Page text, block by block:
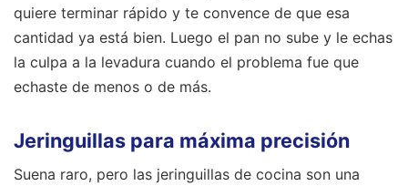
quiere terminar rápido y te convence de que esa
cantidad ya está bien. Luego el pan no sube y le echas
la culpa a la levadura cuando el problema fue que
echaste de menos o de más.
Jeringuillas para máxima precisión
Suena raro, pero las jeringuillas de cocina son una